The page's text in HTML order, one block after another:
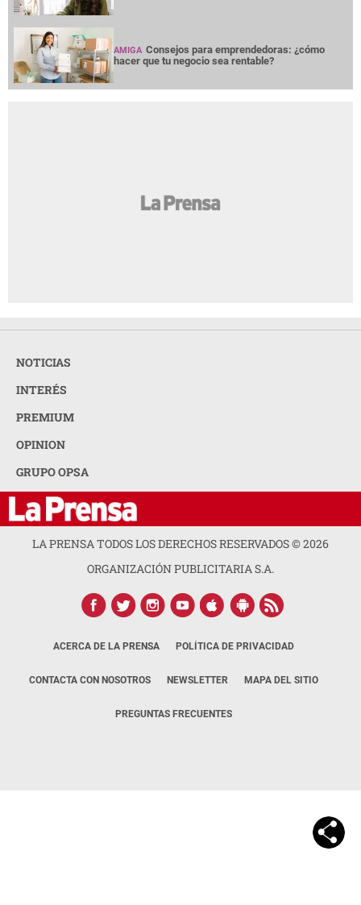
AMIGA Consejos para emprendedoras: ¿cómo
hacer que tu negocio sea rentable?
NOTICIAS
INTERÉS
PREMIUM
OPINION
GRUPO OPSA
LA PRENSA TODOS LOS DERECHOS RESERVADOS ©2026
ORGANIZACIÓN PUBLICITARIA S.A.
ACERCA DE LA PRENSA POLÍTICA DE PRIVACIDAD
CONTACTA CON NOSOTROS NEWSLETTER MAPA DEL SITIO
PREGUNTAS FRECUENTES